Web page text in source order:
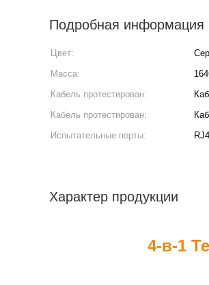
Подробная информация
Цвет:
Масса:
Кабель протестирован:
Кабель протестирован:
Испытательные порты:
Характер продукции
4-в-1